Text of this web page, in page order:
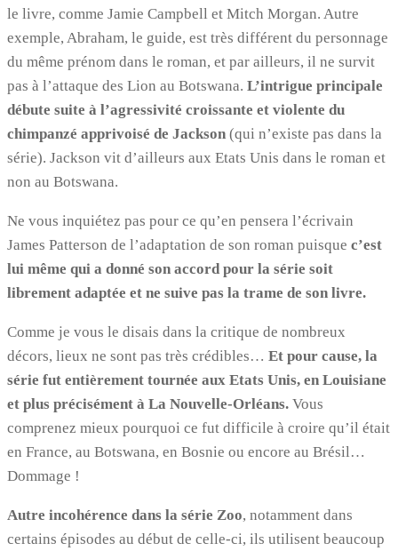
le livre, comme Jamie Campbell et Mitch Morgan. Autre
exemple, Abraham, le guide, est très différent du personnage
du même prénom dans le roman, et par ailleurs, il ne survit
pas à l’attaque des Lion au Botswana. L’intrigue principale
débute suite à l’agressivité croissante et violente du
chimpanzé apprivoisé de Jackson (qui n’existe pas dans la
série). Jackson vit d’ailleurs aux Etats Unis dans le roman et
non au Botswana.
Ne vous inquiétez pas pour ce qu’en pensera l’écrivain
James Patterson de l’adaptation de son roman puisque c’est
lui même qui a donné son accord pour la série soit
librement adaptée et ne suive pas la trame de son livre.
Comme je vous le disais dans la critique de nombreux
décors, lieux ne sont pas très crédibles… Et pour cause, la
série fut entièrement tournée aux Etats Unis, en Louisiane
et plus précisément à La Nouvelle-Orléans. Vous
comprenez mieux pourquoi ce fut difficile à croire qu’il était
en France, au Botswana, en Bosnie ou encore au Brésil…
Dommage !
Autre incohérence dans la série Zoo, notamment dans
certains épisodes au début de celle-ci, ils utilisent beaucoup